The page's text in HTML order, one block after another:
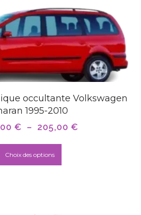
occultante Volkswagen
1995-2010
€ – 205,00 €
Choix des options